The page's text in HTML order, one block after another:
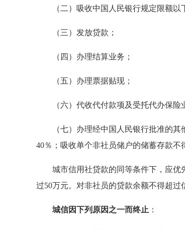
（二）吸收中国人民银行规定限额以
（三）发放贷款；
（四）办理结算业务；
（五）办理票据贴现；
（六）代收代付款项及受托代办保险
（七）办理经中国人民银行批准的其
40％；吸收单个非社员储户的储蓄存款不
城市信用社贷款的同等条件下，应优
过50万元。对非社员的贷款余额不得超过
城信因下列原因之一而终止 ：